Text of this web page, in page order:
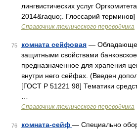
лингвистических услуг
2014&raquo;. Глоссарий терминов]
Справочник технического переводчика
75 комната сейфовая —
защитными свойствами
предназначенное для храпения
внутри него сейфах. (Введен
[ГОСТ Р 51221 98] Тематики
Справочник технического переводчика
76 комната-сейф — Специально